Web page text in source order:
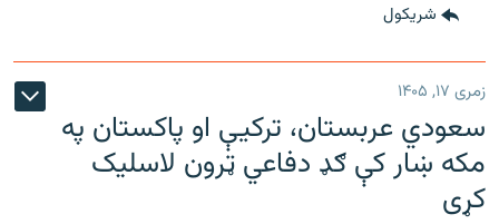
شريکول
زمری ۱۷, ۱۴۰۵
سعودي عربستان، ترکیې او پاکستان په
مکه ښار کې ګډ دفاعي ټرون لاسلیک
کړی